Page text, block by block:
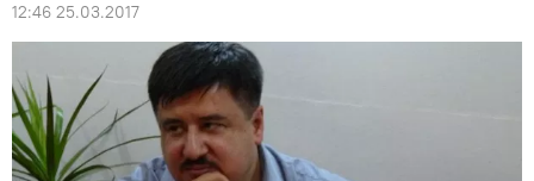
12:46 25.03.2017